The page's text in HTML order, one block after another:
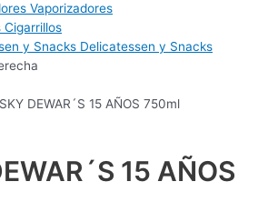
Vaporizadores
Cigarrillos
Delicatessen y Snacks
DEWAR´S 15 AÑOS 750ml
15 AÑOS